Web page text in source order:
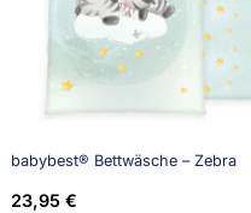
babybest® Bettwäsche – Zebra
23,95 €